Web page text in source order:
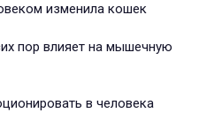
изменила кошек
пор влияет на мышечную
в человека